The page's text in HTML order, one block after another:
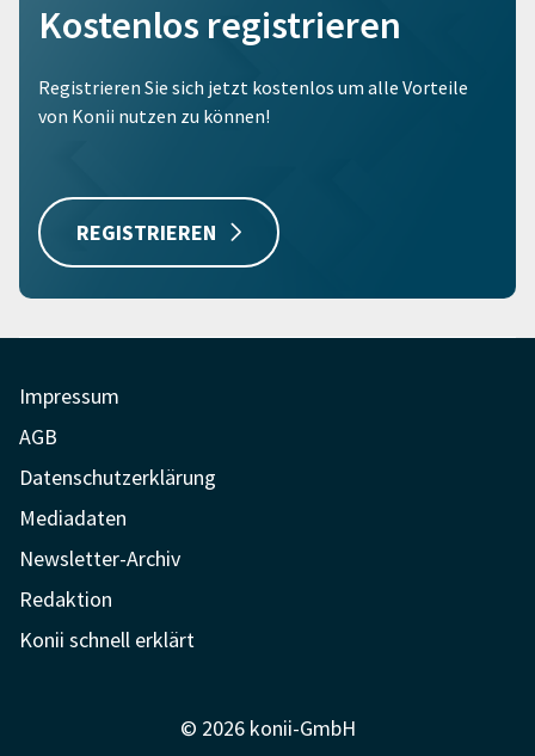
Kostenlos registrieren
Registrieren Sie sich jetzt kostenlos um alle Vorteile
von Konii nutzen zu können!
REGISTRIEREN
Impressum
AGB
Datenschutzerklärung
Mediadaten
Newsletter-Archiv
Redaktion
Konii schnell erklärt
© 2026 konii-GmbH